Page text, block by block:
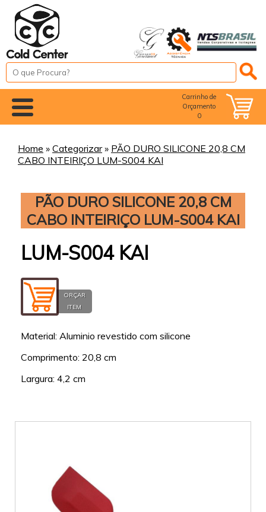
Carrinho de
Orçamento
0
Home » Categorizar» PÃO DURO SILICONE 20,8 CM
CABO INTEIRIÇO LUM-S004 KAI
PÃO DURO SILICONE 20,8 CM
CABO INTEIRIÇO LUM-S004 KAI
LUM-S004 KAI
ORÇAR
ITEM
Material: Aluminio revestido com silicone
Comprimento: 20,8 cm
Largura: 4,2 cm